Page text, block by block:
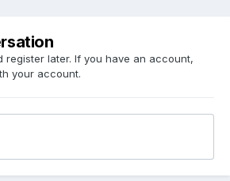
register later. If you have an account,
your account.